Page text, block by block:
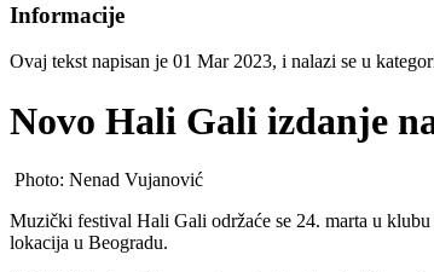
Informacije
Ovaj tekst napisan je 01 Mar 2023, i nalazi se u
Novo Hali Gali izdanje
Photo: Nenad Vujanović
Muzički festival Hali Gali održaće se 24. marta u
lokacija u Beogradu.